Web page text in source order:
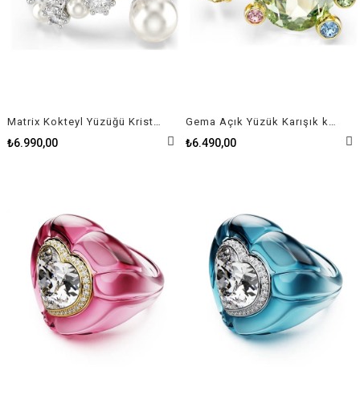
Matrix Kokteyl Yüzüğü Kristal inci, Yuvarlak kesim, Beyaz, Rodyum kaplama
₺6.990,00
Gema Açık Yüzük Karışık kesimler, Çok renkli, Altın rengi kaplama
₺6.490,00